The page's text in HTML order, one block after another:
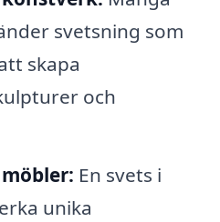
svetsning som
skapa
och
En svets i
unika